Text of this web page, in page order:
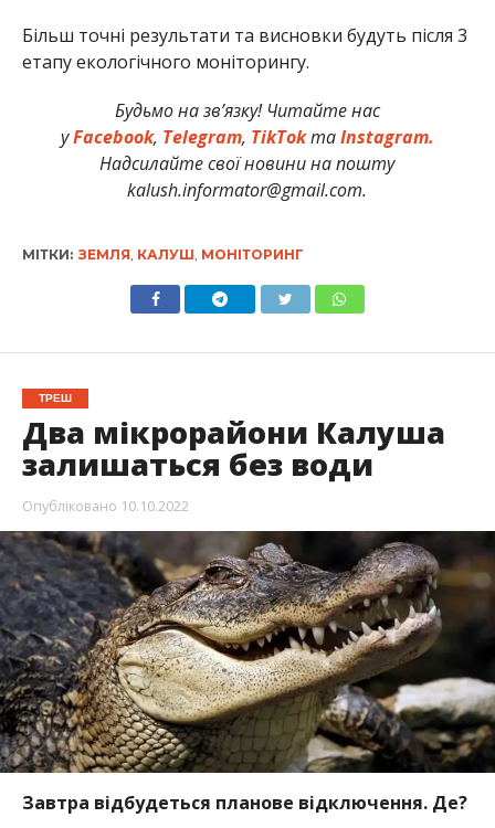
Більш точні результати та висновки будуть після 3
етапу екологічного моніторингу.
Будьмо на зв’язку! Читайте нас
уFacebook, Telegram, TikTokтаInstagram.
Надсилайте свої новини на пошту
kalush.informator@gmail.com.
МІТКИ: ЗЕМЛЯ КАЛУШ МОНІТОРИНГ
ТРЕШ
Два мікрорайони Калуша
залишаться без води
Опубліковано 10.10.2022
Завтра відбудеться планове відключення. Де?